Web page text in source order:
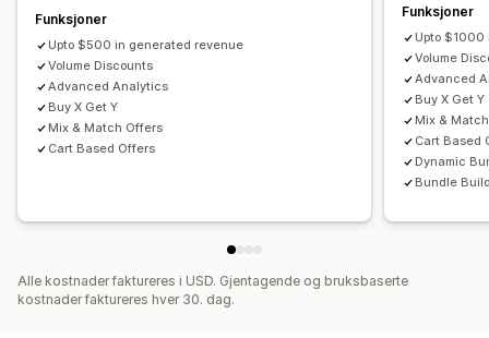
Redigeringsverktøy
Lokalisering Kampanjer Utløsere og regler
Stabling av rabatter
Tagging
Filtrering
Sporing
Faste priser
Rabatter
Volumrabatter Flate rabatter
Prosentbaserte rabatter
Gratis frakt
Kjøp én, få én gratis
Masseprissetting
Grossistpriser
Dynamisk prissetting Tilpasset prissetting
Funksjoner
Upto $500 in generated revenue
Volume Discounts
Advanced Analytics
Buy X Get Y
Mix & Match Offers
Cart Based Offers
Funksjoner
Upto
Volume
Advanced
Buy X Get Y
Mix &
Cart Based
Dynamic
Bundle
Alle kostnader faktureres i USD. Gjentagende og bruksbaserte
kostnader faktureres hver 30. dag.